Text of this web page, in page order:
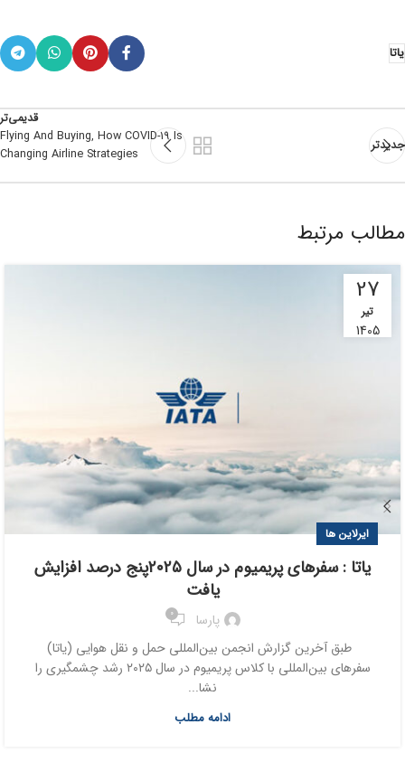
یاتا
جدیدتر
قدیمی‌تر
Flying And Buying, How COVID-19 Is
Changing Airline Strategies
مطالب مرتبط
27
تیر
1405
ایرلاین ها
یاتا : سفرهای پریمیوم در سال ۲۰۲۵پنج درصد افزایش
یافت
پارسا 0
طبق آخرین گزارش انجمن بین‌المللی حمل و نقل هوایی (یاتا)
سفرهای بین‌المللی با کلاس پریمیوم در سال ۲۰۲۵ رشد چشمگیری را
نشا...
ادامه مطلب